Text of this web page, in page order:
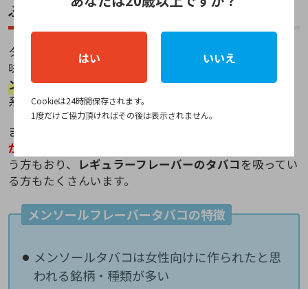
ぶポイント②：味やフレーバー
タバコの好みは人それぞれですが、一般的に女性が美
味しいと感じるタバコはミントのような味わいの
ンソール」やシトラスやベリーなどの「フレーバー」
系のタバコが好まれる傾向が強いです。
またメンソールを吸うと喉が痛くなる等、
が合わない
う方もおり、
レギュラーフレーバーのタバコを吸ってい
る方もたくさんいます。
メンソールフレーバータバコの特徴
メンソールタバコは女性向けに作られたと思
われる銘柄・種類が多い
はい いいえ
Cookieは24時間保存されます。
1度だけご協力頂ければその後は表示されません。